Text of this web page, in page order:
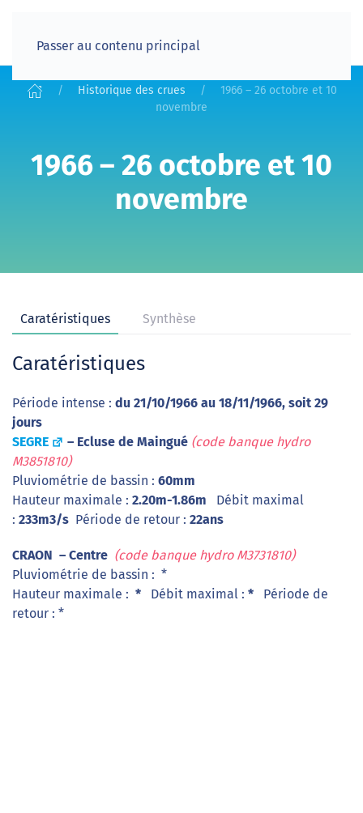
Passer au contenu principal
Historique des crues
1966 – 26 octobre et 10
novembre
1966 – 26 octobre et 10
novembre
Caratéristiques Synthèse
Caratéristiques
Période intense : du 21/10/1966 au 18/11/1966, soit 29
jours
SEGRE
– Ecluse de Maingué (code banque hydro
M3851810)
Pluviométrie de bassin : 60mm
Hauteur maximale : 2.20m-1.86m Débit maximal
: 233m3/s Période de retour : 22ans
CRAON – Centre (code banque hydro M3731810)
Pluviométrie de bassin : *
Hauteur maximale : * Débit maximal : * Période de
retour : *